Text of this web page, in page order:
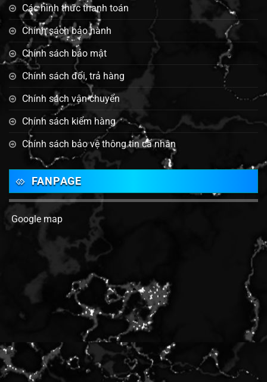
Các hình thức thanh toán
Chính sách bảo hành
Chính sách bảo mật
Chính sách đổi, trả hàng
Chính sách vận chuyển
Chính sách kiểm hàng
Chính sách bảo vệ thông tin cá nhân
FANPAGE
Google map